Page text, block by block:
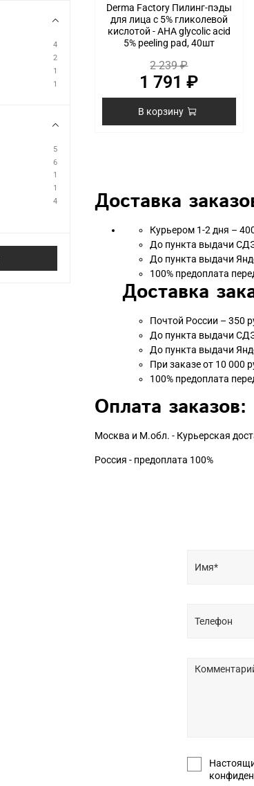
Derma Factory Пилинг-пэды
для лица с 5% гликолевой
кислотой - АНА glycolic acid
5% peeling pad, 40шт
2 239 ₽
1 791 ₽
В корзину
Доставка
Курьером 1-2 дня –
До пункта выдачи
До пункта выдачи
100% предоплата
Доставка
Почтой России – 350
До пункта выдачи
До пункта выдачи
При заказе от 10 000
100% предоплата
Оплата заказов:
Москва и М.обл. - Курьерская
Россия - предоплата 100%
Настоящим
4
2
1
1
5
6
1
1
4